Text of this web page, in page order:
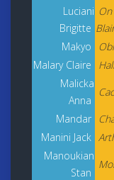
Luciani
Brigitte
Makyo
Malary Claire
Malicka
Anna
Mandar
Manini Jack
Manoukian
Stan